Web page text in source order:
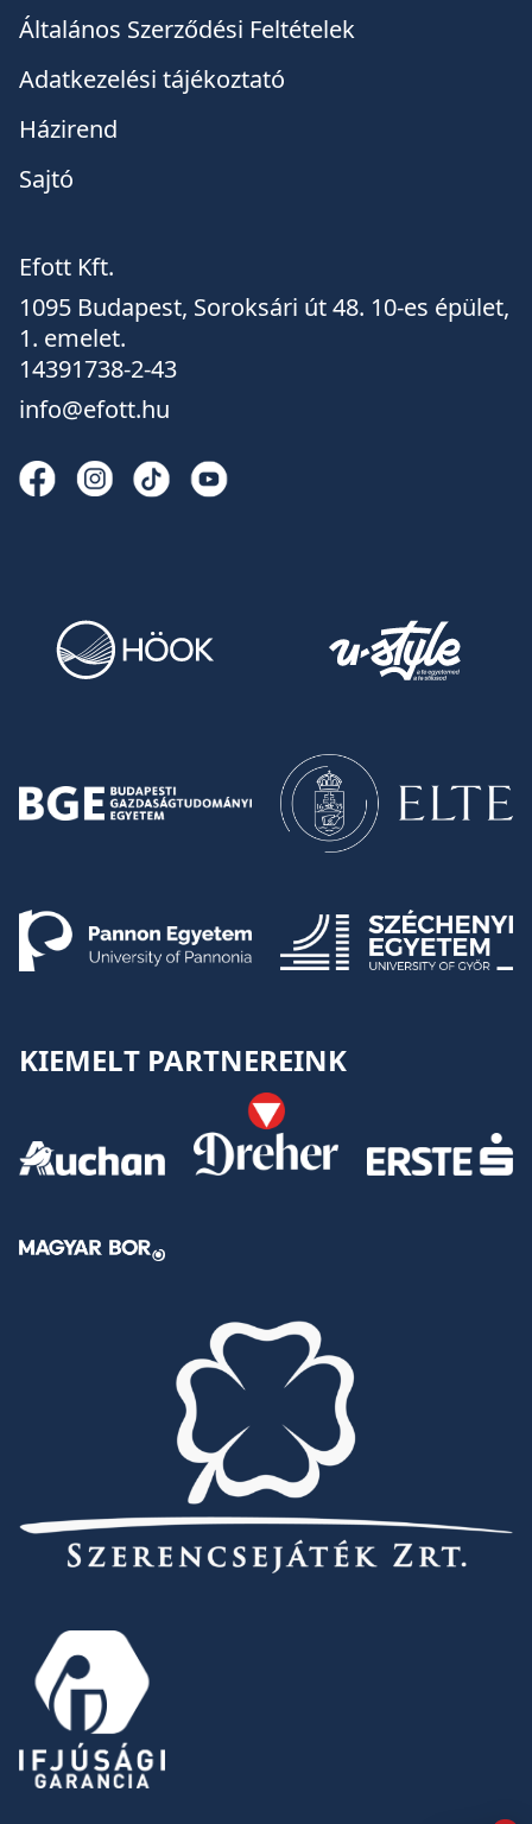
Általános Szerződési Feltételek
Adatkezelési tájékoztató
Házirend
Sajtó
Efott Kft.
1095 Budapest, Soroksári út 48. 10-es épület,
1. emelet.
14391738-2-43
info@efott.hu
KIEMELT PARTNEREINK